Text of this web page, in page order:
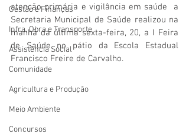
Gestão e Finanças
Infra, Obra e Transporte
Assistência Social
Comunidade
Agricultura e Produção
Meio Ambiente
Concursos
atenção primária e vigilância em saúde  a
Secretaria Municipal de Saúde realizou na
manhã da última sexta-feira, 20, a I Feira
de Saúde no pátio da Escola Estadual
Francisco Freire de Carvalho.